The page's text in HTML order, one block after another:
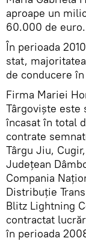
aproape un
60.000 de euro.
În perioada
stat,
de conducere
Firma Mariei
Târgovişte este
încasat în total
contrate
Târgu Jiu,
Judeţean
Compania
Distribuţie
Blitz Lightning
contractat
în perioada